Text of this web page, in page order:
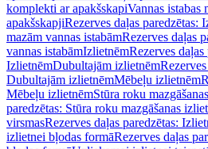
komplekti ar apakšskapiVannas istabas
apakšskapjiRezerves daļas paredzētas:
mazām vannas istabāmRezerves daļas
vannas istabāmIzlietnēmRezerves daļas
IzlietnēmDubultajām izlietnēm
Dubultajām izlietnēmMēbeļu izlietnēm
Mēbeļu izlietnēmStūra roku
paredzētas: Stūra roku mazgāšanas
virsmasRezerves daļas paredzētas:
izlietnei bļodas formāRezerves daļas